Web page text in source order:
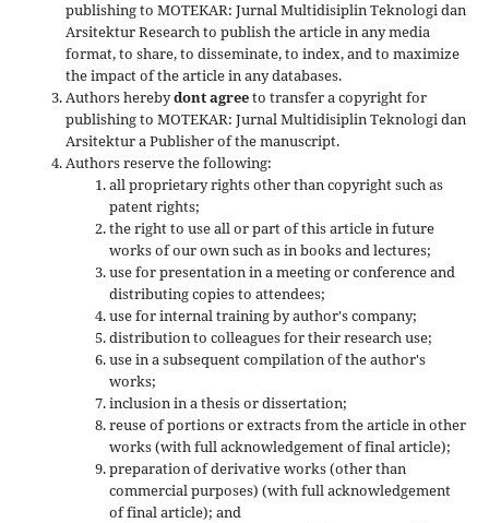
publishing to MOTEKAR: Jurnal Multidisiplin Teknologi dan
Arsitektur Research to publish the article in any media
format, to share, to disseminate, to index, and to maximize
the impact of the article in any databases.
Authors herebydont agreeto transfer a copyright for
publishing to MOTEKAR: Jurnal Multidisiplin Teknologi dan
Arsitektur a Publisher of the manuscript.
Authors reserve the following:
all proprietary rights other than copyright such as
patent rights;
the right to use all or part of this article in future
works of our own such as in books and lectures;
use for presentation in a meeting or conference and
distributing copies to attendees;
use for internal training by author's company;
distribution to colleagues for their research use;
use in a subsequent compilation of the author's
works;
inclusion in a thesis or dissertation;
reuse of portions or extracts from the article in other
works (with full acknowledgement of final article);
preparation of derivative works (other than
commercial purposes) (with full acknowledgement
of final article); and